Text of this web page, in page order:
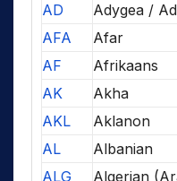
AD
Adygea /
AFA
Afar
AF
Afrikaans
AK
Akha
AKL
Aklanon
AL
Albanian
ALG
Algerian